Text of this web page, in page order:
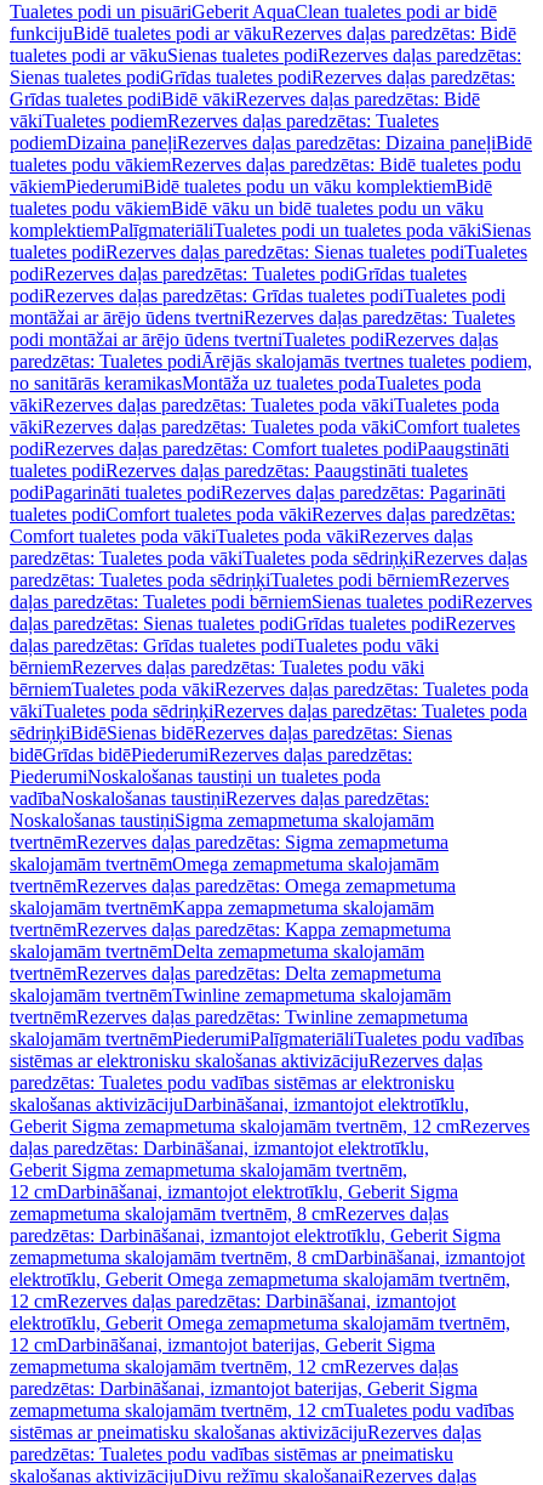
Tualetes podi un pisuāriGeberit AquaClean tualetes podi ar bidē
funkcijuBidē tualetes podi ar vākuRezerves daļas paredzētas: Bidē
tualetes podi ar vākuSienas tualetes podiRezerves daļas paredzētas:
Sienas tualetes podiGrīdas tualetes podiRezerves daļas paredzētas:
Grīdas tualetes podiBidē vākiRezerves daļas paredzētas: Bidē
vākiTualetes podiemRezerves daļas paredzētas: Tualetes
podiemDizaina paneļiRezerves daļas paredzētas: Dizaina paneļiBidē
tualetes podu vākiemRezerves daļas paredzētas: Bidē tualetes podu
vākiemPiederumiBidē tualetes podu un vāku komplektiemBidē
tualetes podu vākiemBidē vāku un bidē tualetes podu un vāku
komplektiemPalīgmateriāliTualetes podi un tualetes poda vākiSienas
tualetes podiRezerves daļas paredzētas: Sienas tualetes podiTualetes
podiRezerves daļas paredzētas: Tualetes podiGrīdas tualetes
podiRezerves daļas paredzētas: Grīdas tualetes podiTualetes podi
montāžai ar ārējo ūdens tvertniRezerves daļas paredzētas: Tualetes
podi montāžai ar ārējo ūdens tvertniTualetes podiRezerves daļas
paredzētas: Tualetes podiĀrējās skalojamās tvertnes tualetes podiem,
no sanitārās keramikasMontāža uz tualetes podaTualetes poda
vākiRezerves daļas paredzētas: Tualetes poda vākiTualetes poda
vākiRezerves daļas paredzētas: Tualetes poda vākiComfort tualetes
podiRezerves daļas paredzētas: Comfort tualetes podiPaaugstināti
tualetes podiRezerves daļas paredzētas: Paaugstināti tualetes
podiPagarināti tualetes podiRezerves daļas paredzētas: Pagarināti
tualetes podiComfort tualetes poda vākiRezerves daļas paredzētas:
Comfort tualetes poda vākiTualetes poda vākiRezerves daļas
paredzētas: Tualetes poda vākiTualetes poda sēdriņķiRezerves daļas
paredzētas: Tualetes poda sēdriņķiTualetes podi bērniemRezerves
daļas paredzētas: Tualetes podi bērniemSienas tualetes podiRezerves
daļas paredzētas: Sienas tualetes podiGrīdas tualetes podiRezerves
daļas paredzētas: Grīdas tualetes podiTualetes podu vāki
bērniemRezerves daļas paredzētas: Tualetes podu vāki
bērniemTualetes poda vākiRezerves daļas paredzētas: Tualetes poda
vākiTualetes poda sēdriņķiRezerves daļas paredzētas: Tualetes poda
sēdriņķiBidēSienas bidēRezerves daļas paredzētas: Sienas
bidēGrīdas bidēPiederumiRezerves daļas paredzētas:
PiederumiNoskalošanas taustiņi un tualetes poda
vadībaNoskalošanas taustiņiRezerves daļas paredzētas:
Noskalošanas taustiņiSigma zemapmetuma skalojamām
tvertnēmRezerves daļas paredzētas: Sigma zemapmetuma
skalojamām tvertnēmOmega zemapmetuma skalojamām
tvertnēmRezerves daļas paredzētas: Omega zemapmetuma
skalojamām tvertnēmKappa zemapmetuma skalojamām
tvertnēmRezerves daļas paredzētas: Kappa zemapmetuma
skalojamām tvertnēmDelta zemapmetuma skalojamām
tvertnēmRezerves daļas paredzētas: Delta zemapmetuma
skalojamām tvertnēmTwinline zemapmetuma skalojamām
tvertnēmRezerves daļas paredzētas: Twinline zemapmetuma
skalojamām tvertnēmPiederumiPalīgmateriāliTualetes podu vadības
sistēmas ar elektronisku skalošanas aktivizācijuRezerves daļas
paredzētas: Tualetes podu vadības sistēmas ar elektronisku
skalošanas aktivizācijuDarbināšanai, izmantojot elektrotīklu,
Geberit Sigma zemapmetuma skalojamām tvertnēm, 12 cmRezerves
daļas paredzētas: Darbināšanai, izmantojot elektrotīklu,
Geberit Sigma zemapmetuma skalojamām tvertnēm,
12 cmDarbināšanai, izmantojot elektrotīklu, Geberit Sigma
zemapmetuma skalojamām tvertnēm, 8 cmRezerves daļas
paredzētas: Darbināšanai, izmantojot elektrotīklu, Geberit Sigma
zemapmetuma skalojamām tvertnēm, 8 cmDarbināšanai, izmantojot
elektrotīklu, Geberit Omega zemapmetuma skalojamām tvertnēm,
12 cmRezerves daļas paredzētas: Darbināšanai, izmantojot
elektrotīklu, Geberit Omega zemapmetuma skalojamām tvertnēm,
12 cmDarbināšanai, izmantojot baterijas, Geberit Sigma
zemapmetuma skalojamām tvertnēm, 12 cmRezerves daļas
paredzētas: Darbināšanai, izmantojot baterijas, Geberit Sigma
zemapmetuma skalojamām tvertnēm, 12 cmTualetes podu vadības
sistēmas ar pneimatisku skalošanas aktivizācijuRezerves daļas
paredzētas: Tualetes podu vadības sistēmas ar pneimatisku
skalošanas aktivizācijuDivu režīmu skalošanaiRezerves daļas